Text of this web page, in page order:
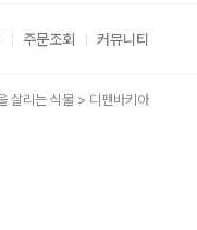
주문조회 커뮤니티
살리는 식물 > 디펜바키아